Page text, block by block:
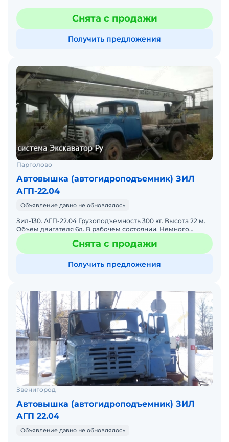
Снята с продажи
Получить предложения
Парголово
Автовышка (автогидроподъемник) ЗИЛ
АГП-22.04
Объявление давно не обновлялось
Зил-130. АГП-22.04 Грузоподъемность 300 кг. Высота 22 м.
Объем двигателя 6л. В рабочем состоянии. Немного
прогнила люлька. Смотреть можно в Парголово
Снята с продажи
Получить предложения
Звенигород
Автовышка (автогидроподъемник) ЗИЛ
АГП 22.04
Объявление давно не обновлялось